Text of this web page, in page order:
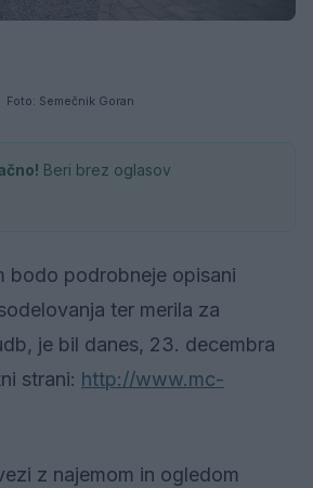
Foto: Semečnik Goran
Beri brez oglasov
bodo podrobneje opisani
ter merila za
je bil danes, 23. decembra
strani: http://www.mc-
z najemom in ogledom